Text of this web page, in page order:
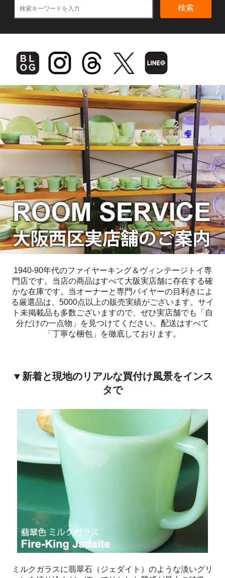
検索
1940-90年代のファイヤーキング＆ヴィンテージトイ専
門店です。当店の商品はすべて大阪実店舗に存在する確
かな在庫です。当オーナーと専門バイヤーの目利きによ
る厳選品は、5000点以上の販売実績がございます。サイ
ト未掲載品も多数ございますので、ぜひ実店舗でも「自
分だけの一点物」を見つけてください。配送はすべて
「丁寧な梱包」を徹底しております。
▼新着と現地のリアルな買付け風景をインス
タで
ミルクガラスに翡翠石（ジェダイト）のような淡いグリ